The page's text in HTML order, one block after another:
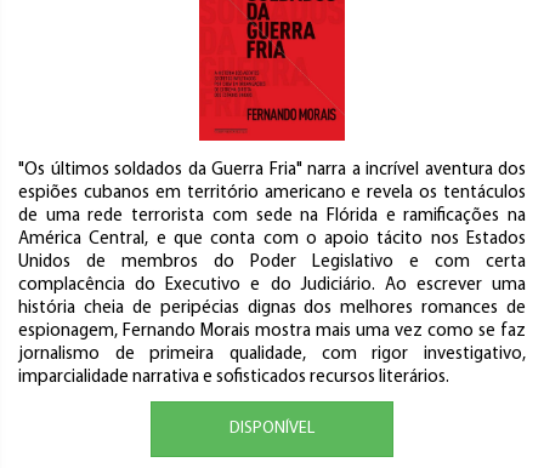
"Os últimos soldados da Guerra Fria" narra a incrível aventura dos
espiões cubanos em território americano e revela os tentáculos
de uma rede terrorista com sede na Flórida e ramificações na
América Central, e que conta com o apoio tácito nos Estados
Unidos de membros do Poder Legislativo e com certa
complacência do Executivo e do Judiciário. Ao escrever uma
história cheia de peripécias dignas dos melhores romances de
espionagem, Fernando Morais mostra mais uma vez como se faz
jornalismo de primeira qualidade, com rigor investigativo,
imparcialidade narrativa e sofisticados recursos literários.
DISPONÍVEL